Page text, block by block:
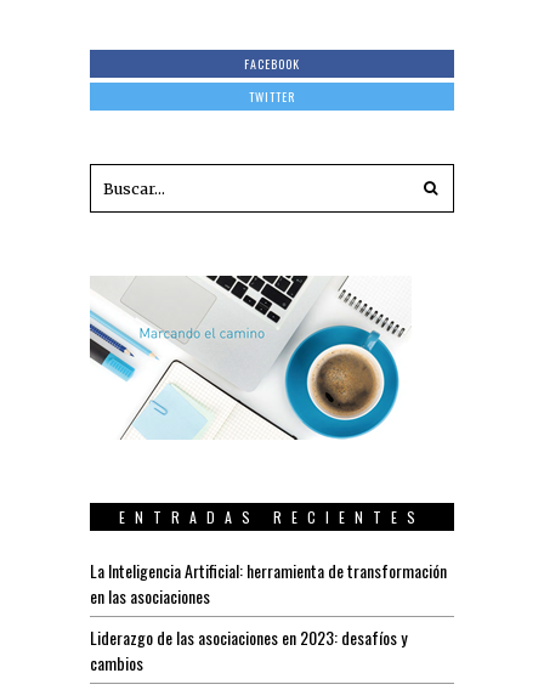
FACEBOOK
TWITTER
ENTRADAS RECIENTES
La Inteligencia Artificial: herramienta de transformación
en las asociaciones
Liderazgo de las asociaciones en 2023: desafíos y
cambios